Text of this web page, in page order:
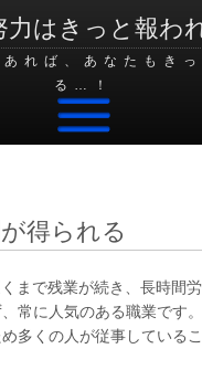
力はきっと報わ
れば、あなたもきっ
る…！
得られる
まで残業が続き、長時間
常に人気のある職業です
多くの人が従事している